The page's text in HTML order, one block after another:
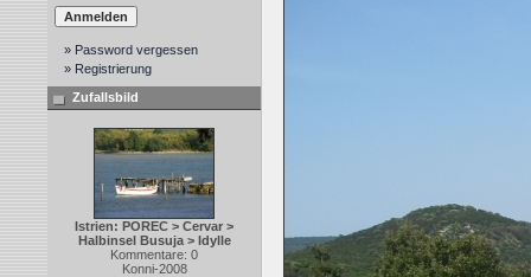
» Password vergessen
» Registrierung
Zufallsbild
Istrien: POREC > Cervar >
Halbinsel Busuja > Idylle
Kommentare: 0
Konni-2008